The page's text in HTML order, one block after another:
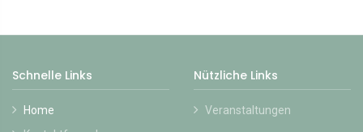
Schnelle Links
Home
Nützliche Links
Veranstaltungen